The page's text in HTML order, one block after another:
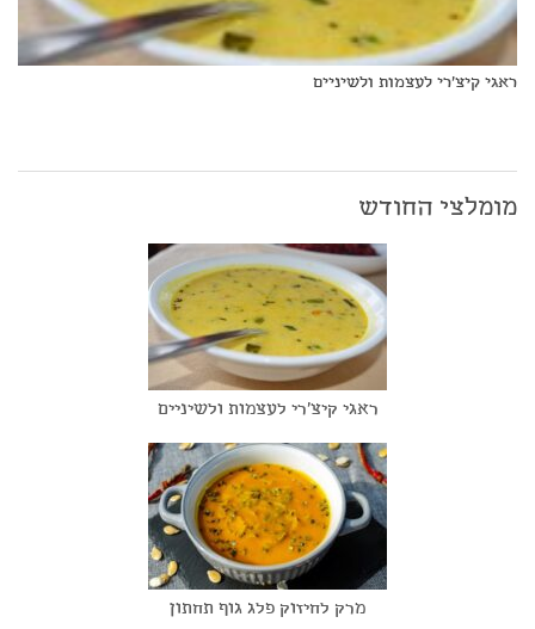
ראגי קיצ'רי לעצמות ולשיניים
מומלצי החודש
ראגי קיצ'רי לעצמות ולשיניים
מרק לחיזוק פלג גוף תחתון